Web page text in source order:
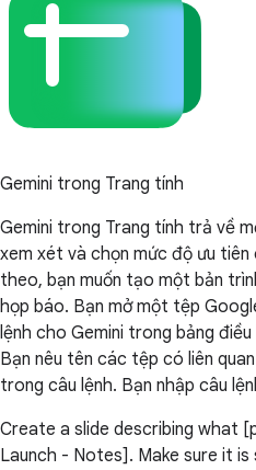
Gemini trong Trang tính
Gemini trong Trang tính trả về
xem xét và chọn mức độ ưu tiên
theo, bạn muốn tạo một bản
họp báo. Bạn mở một tệp
lệnh cho Gemini trong bảng
Bạn nêu tên các tệp có liên
trong câu lệnh. Bạn nhập câu
Create a slide describing what
Launch - Notes]. Make sure it